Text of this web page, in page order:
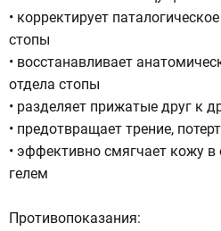
• корректирует
стопы
• восстанавливает
отдела стопы
• разделяет прижатые друг к
• предотвращает трение,
• эффективно смягчает кожу в
гелем
Противопоказания: